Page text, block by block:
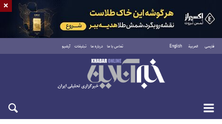
فارسی العربية English تماس با ما درباره ما تبلیغات آرشیو
جمعه ۱۶ مرداد ۱۴۰۵
×